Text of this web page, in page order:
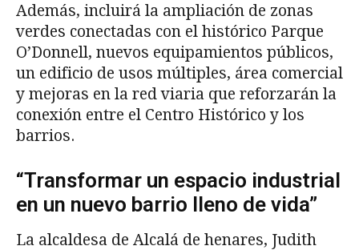
Además, incluirá la ampliación de zonas
verdes conectadas con el histórico Parque
O’Donnell, nuevos equipamientos públicos,
un edificio de usos múltiples, área comercial
y mejoras en la red viaria que reforzarán la
conexión entre el Centro Histórico y los
barrios.
“Transformar un espacio industrial
en un nuevo barrio lleno de vida”
La alcaldesa de Alcalá de henares, Judith